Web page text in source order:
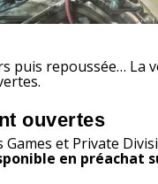
puis repoussée… La
ouvertes
et Private
en préachat